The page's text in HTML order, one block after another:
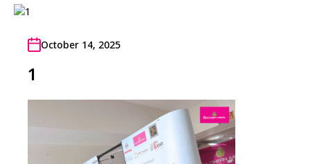
October 14, 2025
1